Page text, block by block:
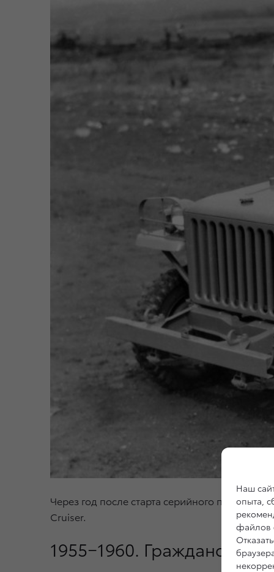
Через год после старта серийного
Cruiser.
1955−1960. Гражданский
Наш
опыта,
файлов